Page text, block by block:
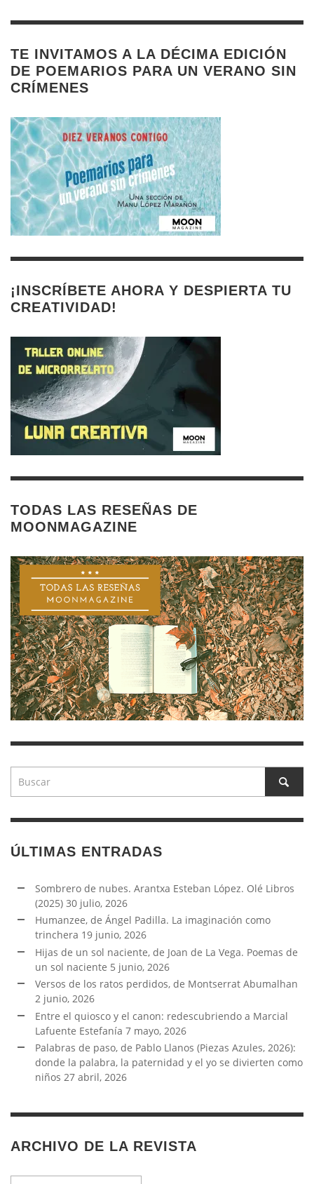
TE INVITAMOS A LA DÉCIMA EDICIÓN
DE POEMARIOS PARA UN VERANO SIN
CRÍMENES
¡INSCRÍBETE AHORA Y DESPIERTA TU
CREATIVIDAD!
TODAS LAS RESEÑAS DE
MOONMAGAZINE
ÚLTIMAS ENTRADAS
Sombrero de nubes. Arantxa Esteban López. Olé Libros
(2025) 30 julio, 2026
Humanzee, de Ángel Padilla. La imaginación como
trinchera 19 junio, 2026
Hijas de un sol naciente, de Joan de La Vega. Poemas de
un sol naciente 5 junio, 2026
Versos de los ratos perdidos, de Montserrat Abumalhan
2 junio, 2026
Entre el quiosco y el canon: redescubriendo a Marcial
Lafuente Estefanía 7 mayo, 2026
Palabras de paso, de Pablo Llanos (Piezas Azules, 2026):
donde la palabra, la paternidad y el yo se divierten como
niños 27 abril, 2026
ARCHIVO DE LA REVISTA